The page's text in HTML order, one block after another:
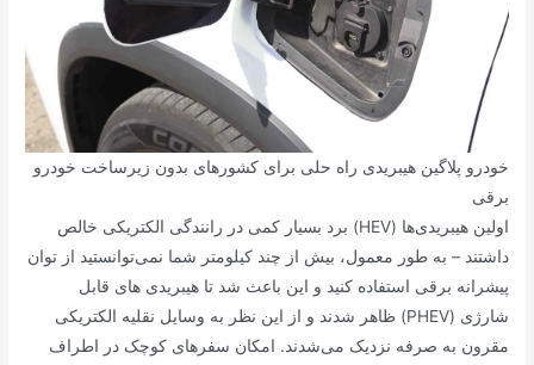
خودرو پلاگین هیبریدی راه حلی برای کشورهای بدون زیرساخت خودرو
برقی
اولین هیبریدی‌ها (HEV) برد بسیار کمی در رانندگی الکتریکی خالص
داشتند – به طور معمول، بیش از چند کیلومتر شما نمی‌توانستید از توان
پیشرانه برقی استفاده کنید و این باعث شد تا هیبریدی های قابل
شارژی (PHEV) ظاهر شدند و از این نظر به وسایل نقلیه الکتریکی
مقرون به صرفه نزدیک می‌شدند. امکان سفرهای کوچک در اطراف